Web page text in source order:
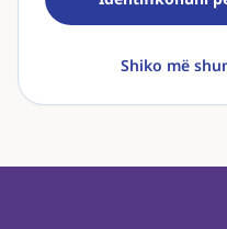
Shiko më